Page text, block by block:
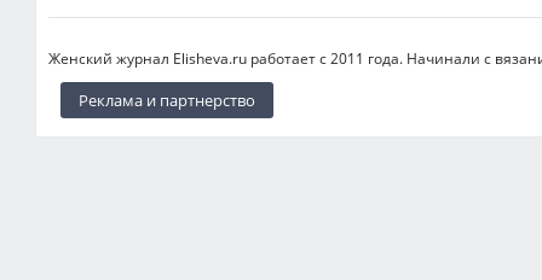
Женский журнал Elisheva.ru работает с 2011 года. Начинали с
Реклама и партнерство